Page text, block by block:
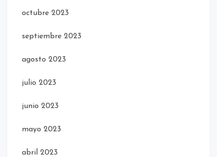
octubre 2023
septiembre 2023
agosto 2023
julio 2023
junio 2023
mayo 2023
abril 2023